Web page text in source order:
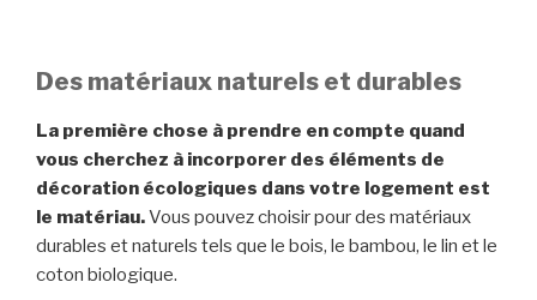
Des matériaux naturels et durables
La première chose à prendre en compte quand
vous cherchez à incorporer des éléments de
décoration écologiques dans votre logement est
le matériau.Vous pouvez choisir pour des matériaux
durables et naturels tels que le bois, le bambou, le lin et le
coton biologique.